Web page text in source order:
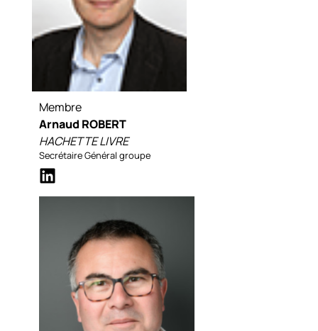
Membre
Arnaud ROBERT
HACHETTE LIVRE
Secrétaire Général groupe